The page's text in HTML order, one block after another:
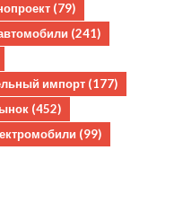
(79)
(241)
импорт (177)
(452)
(99)